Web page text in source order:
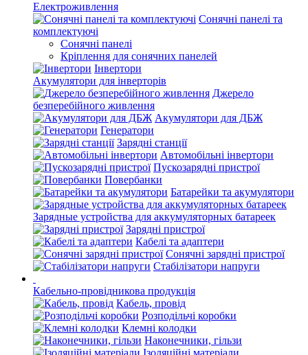
Електроживлення
Сонячні панелі та
комплектуючі
Сонячні панелі
Кріплення для сонячних панелей
Інвертори
Акумулятори для інверторів
Джерело
безперебійного живлення
Акумулятори для ДБЖ
Генератори
Зарядні станції
Автомобільні інвертори
Пускозарядні пристрої
Повербанки
Батарейки та акумулятори
Зарядные устройства для аккумуляторных батареек
Зарядні пристрої
Кабелі та адаптери
Сонячні зарядні пристрої
Стабілізатори напруги
Кабельно-провідникова продукція
Кабель, провід
Розподільчі коробки
Клемні колодки
Наконечники, гільзи
Ізоляційні матеріали